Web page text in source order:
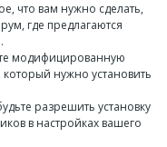
что вам нужно сделать,
где предлагаются
модифицированную
нужно установить
разрешить установку
в настройках вашего